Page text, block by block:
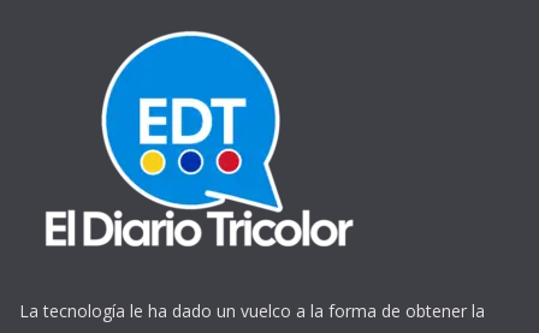
La tecnología le ha dado un vuelco a la forma de obtener la